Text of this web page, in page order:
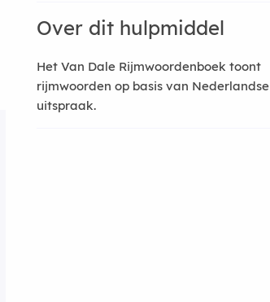
Over dit hulpmiddel
Het Van Dale Rijmwoordenboek toont
rijmwoorden op basis van Nederlandse
uitspraak.